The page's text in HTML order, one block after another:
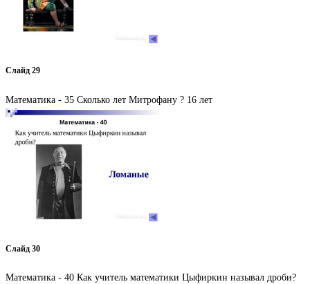
Слайд 29
Математика - 35 Сколько лет Митрофану ? 16 лет
Слайд 30
Математика - 40 Как учитель математики Цыфиркин называл дроби?